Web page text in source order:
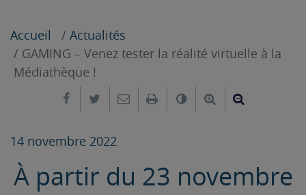
Accueil
Actualités
GAMING – Venez tester la réalité virtuelle à la
Médiathèque !
Partager sur Facebook
Partager sur Twitter
Envoyer par e-mail
ImprimerChanger leAgrandir le
14 novembre 2022
À partir du 23 novembre